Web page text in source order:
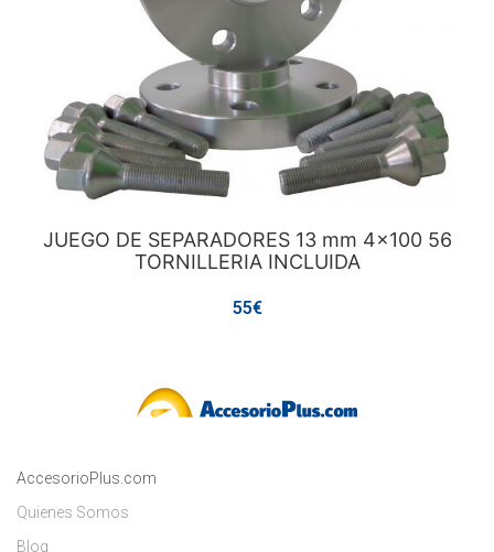
JUEGO DE SEPARADORES 13 mm 4x100 56
TORNILLERIA INCLUIDA
55€
AccesorioPlus.com
Quienes Somos
Blog